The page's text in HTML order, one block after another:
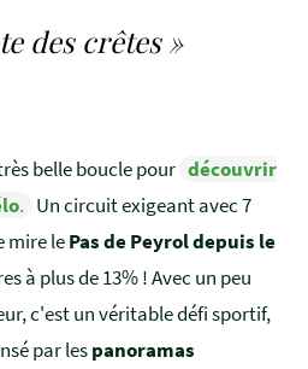
des crêtes »
belle boucle pour découvrir
. Un circuit exigeant avec 7
mire lePas de Peyrol depuis le
à plus de 13% ! Avec un peu
c'est un véritable défi sportif,
par lespanoramas